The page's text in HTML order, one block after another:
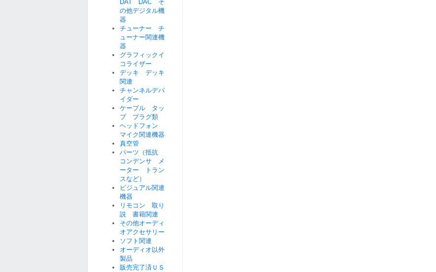
DAT DAC そ
の他デジタル機
器
チューナー チ
ューナー関連機
器
グラフィックイ
コライザー
デッキ デッキ
関連
チャンネルデバ
イダー
ケーブル タッ
プ プラグ類
ヘッドフォン
マイク関連機器
真空管
パーツ（抵抗
コンデンサ メ
ーター トラン
スなど）
ビジュアル関連
機器
リモコン 取り
説 書籍関連
その他オーディ
オアクセサリー
ソフト関連
オーディオ以外
製品
販売完了済ＵＳ